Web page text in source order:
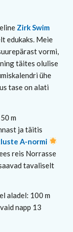
Zirk Swim
edukaks. Meie
vormi,
täites olulise
ühe
tase on alati
m
ja täitis
A-normi
reis Norrasse
tavaliselt
aladel: 100 m
napp 13